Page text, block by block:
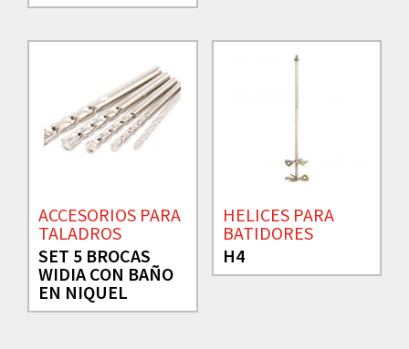
ACCESORIOS PARA
TALADROS
SET 5 BROCAS
WIDIA CON BAÑO
EN NIQUEL
HELICES PARA
BATIDORES
H4